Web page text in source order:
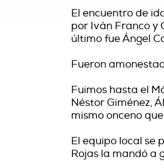
El encuentro de
por Iván Franco y
último fue Ángel
Fueron
Fuimos hasta el
Néstor Giménez,
mismo onceno
El equipo local se
Rojas la mandó a